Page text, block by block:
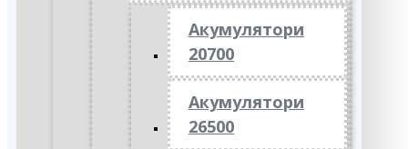
Акумулятори
20700
Акумулятори
26500